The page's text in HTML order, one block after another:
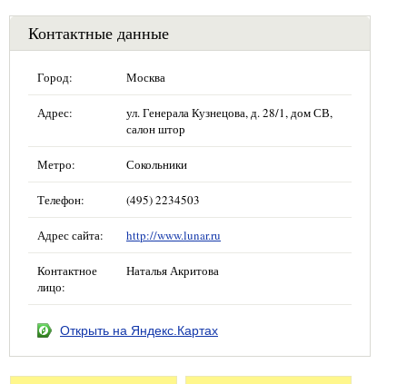
Контактные данные
Город: Москва
Адрес:
ул. Генерала Кузнецова, д. 28/1, дом СВ,
салон штор
Метро: Сокольники
Телефон: (495) 2234503
Адрес сайта: http://www.lunar.ru
Контактное
лицо:
Наталья Акритова
Открыть на Яндекс.Картах